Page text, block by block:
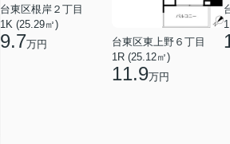
台東区根岸２丁目
1K (25.29㎡)
9.7万円
台東区東上野６丁目
1R (25.12㎡)
11.9万円